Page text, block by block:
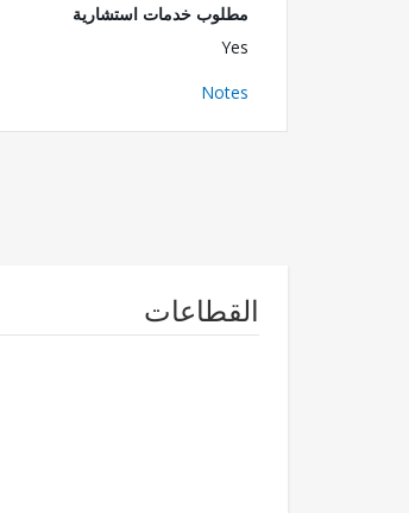
مطلوب خدمات استشارية
Yes
Notes
القطاعات